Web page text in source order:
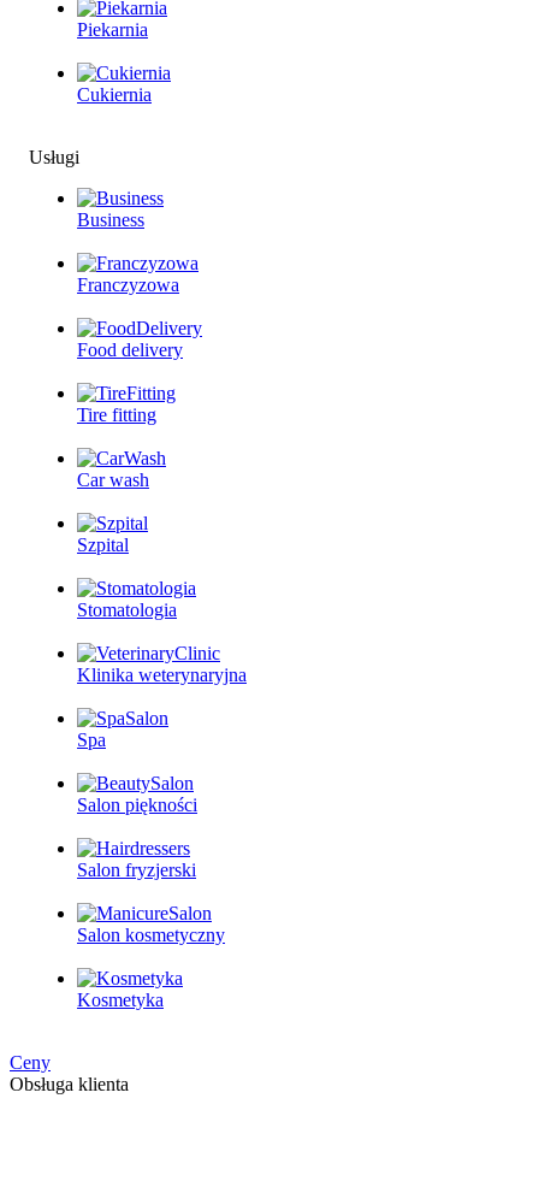
Piekarnia
Cukiernia
Usługi
Business
Franczyzowa
Food delivery
Tire fitting
Car wash
Szpital
Stomatologia
Klinika weterynaryjna
Spa
Salon piękności
Salon fryzjerski
Salon kosmetyczny
Kosmetyka
Ceny
Obsługa klienta